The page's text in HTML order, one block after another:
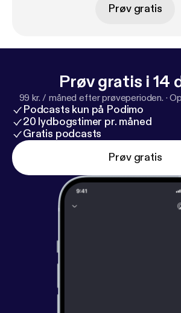
Prøv gratis
Prøv gratis i 14
99 kr. / måned efter prøveperioden. ·
Podcasts kun på Podimo
20 lydbogstimer pr. måned
Gratis podcasts
Prøv gratis